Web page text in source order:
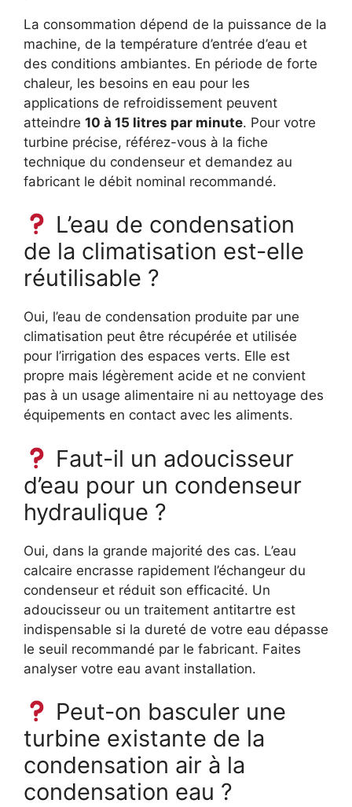
La consommation dépend de la puissance de la
machine, de la température d’entrée d’eau et
des conditions ambiantes. En période de forte
chaleur, les besoins en eau pour les
applications de refroidissement peuvent
atteindre 10 à 15 litres par minute. Pour votre
turbine précise, référez-vous à la fiche
technique du condenseur et demandez au
fabricant le débit nominal recommandé.
L’eau de condensation
de la climatisation est-elle
réutilisable ?
Oui, l’eau de condensation produite par une
climatisation peut être récupérée et utilisée
pour l’irrigation des espaces verts. Elle est
propre mais légèrement acide et ne convient
pas à un usage alimentaire ni au nettoyage des
équipements en contact avec les aliments.
Faut-il un adoucisseur
d’eau pour un condenseur
hydraulique ?
Oui, dans la grande majorité des cas. L’eau
calcaire encrasse rapidement l’échangeur du
condenseur et réduit son efficacité. Un
adoucisseur ou un traitement antitartre est
indispensable si la dureté de votre eau dépasse
le seuil recommandé par le fabricant. Faites
analyser votre eau avant installation.
Peut-on basculer une
turbine existante de la
condensation air à la
condensation eau ?